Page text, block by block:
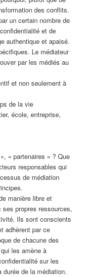
des conflits.
un certain nombre de
et de
authentique et apaisé.
Le médiateur
par les médiés au
et non seulement à
de la vie
école, entreprise,
« partenaires » ? Que
responsables qui
de médiation
manière libre et
propres ressources,
Ils sont conscients
adhèrent par ce
de chacune des
les amène à
sur les
de la médiation.